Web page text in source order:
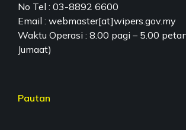
No Tel : 03-8892 6600
Email : webmaster[at]wipers.gov.my
Waktu Operasi : 8.00 pagi – 5.00
Jumaat)
Pautan